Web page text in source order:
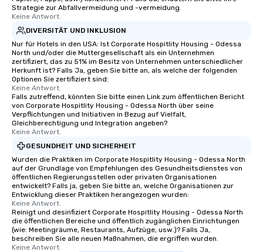
Strategie zur Abfallvermeidung und -vermeidung.
Keine Antwort.
DIVERSITÄT UND INKLUSION
Nur für Hotels in den USA: Ist Corporate Hospitlity Housing - Odessa
North und/oder die Muttergesellschaft als ein Unternehmen
zertifiziert, das zu 51% im Besitz von Unternehmen unterschiedlicher
Herkunft ist? Falls Ja, geben Sie bitte an, als welche der folgenden
Optionen Sie zertifiziert sind:
Keine Antwort.
Falls zutreffend, könnten Sie bitte einen Link zum öffentlichen Bericht
von Corporate Hospitlity Housing - Odessa North über seine
Verpflichtungen und Initiativen in Bezug auf Vielfalt,
Gleichberechtigung und Integration angeben?
Keine Antwort.
GESUNDHEIT UND SICHERHEIT
Wurden die Praktiken im Corporate Hospitlity Housing - Odessa North
auf der Grundlage von Empfehlungen des Gesundheitsdienstes von
öffentlichen Regierungsstellen oder privaten Organisationen
entwickelt? Falls ja, geben Sie bitte an, welche Organisationen zur
Entwicklung dieser Praktiken herangezogen wurden:
Keine Antwort.
Reinigt und desinfiziert Corporate Hospitlity Housing - Odessa North
die öffentlichen Bereiche und öffentlich zugänglichen Einrichtungen
(wie: Meetingräume, Restaurants, Aufzüge, usw.)? Falls Ja,
beschreiben Sie alle neuen Maßnahmen, die ergriffen wurden.
Keine Antwort.